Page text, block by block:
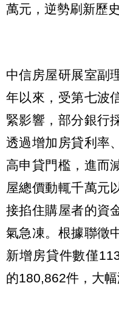
萬元，逆勢刷新歷史
中信房屋研展室副
年以來，受第七波
緊影響，部分銀行
透過增加房貸利率
高申貸門檻，進而
屋總價動輒千萬元
接掐住購屋者的資
氣急凍。根據聯徵
新增房貸件數僅
的180,862件，大幅